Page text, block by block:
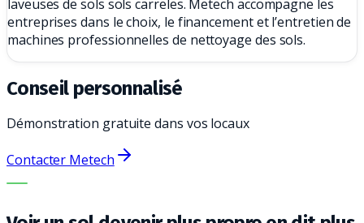
laveuses de sols sols carreles. Metech accompagne les
entreprises dans le choix, le financement et l’entretien de
machines professionnelles de nettoyage des sols.
Conseil personnalisé
Démonstration gratuite dans vos locaux
Contacter Metech
LA BONNE MACHINE. LE MEILLEUR SERVICE.